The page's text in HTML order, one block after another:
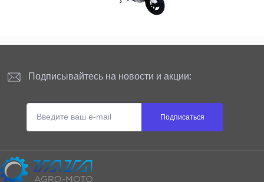
Подписывайтесь на новости и акции:
Подписаться